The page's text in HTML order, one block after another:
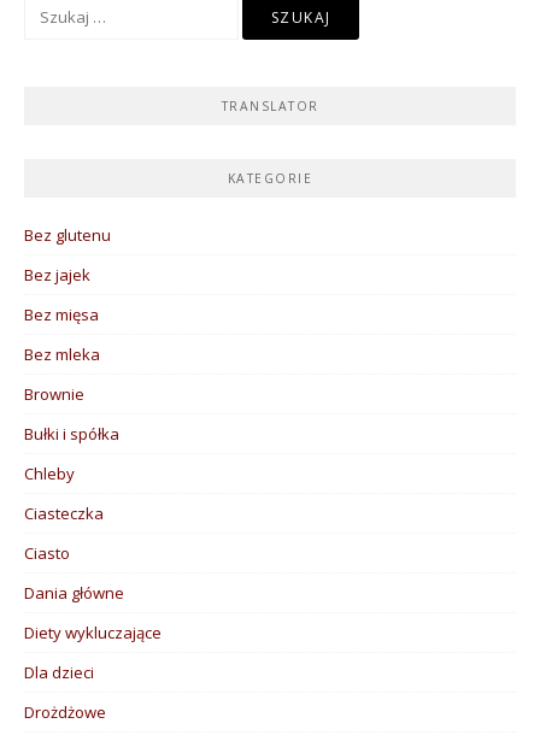
Szukaj:
TRANSLATOR
KATEGORIE
Bez glutenu
Bez jajek
Bez mięsa
Bez mleka
Brownie
Bułki i spółka
Chleby
Ciasteczka
Ciasto
Dania główne
Diety wykluczające
Dla dzieci
Drożdżowe